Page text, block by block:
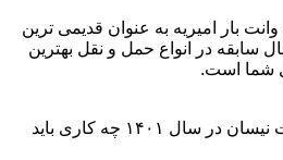
بار امیریه به عنوان قدیمی ترین
ایران با بیش از ۷۵ سال سابقه در انواع حمل و نقل بهترین
شما است.
برای اطلاع از نرخ کرایه وانت نیسان در سال ۱۴۰۱ چه کاری باید